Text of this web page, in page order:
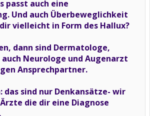
passt auch eine
Und auch Überbeweglichkeit
vielleicht in Form des Hallux?
dann sind Dermatologe,
Neurologe und Augenarzt
Ansprechpartner.
das sind nur Denkansätze- wir
die dir eine Diagnose